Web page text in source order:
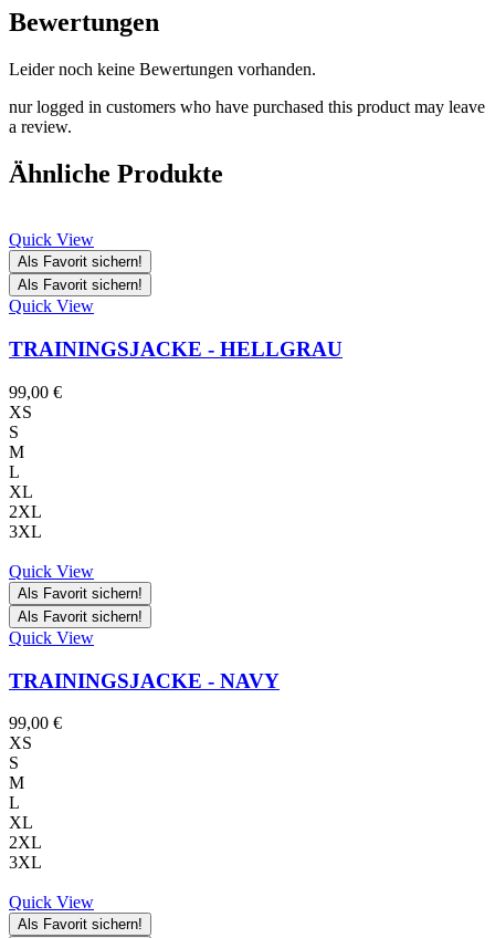
Bewertungen
Leider noch keine Bewertungen vorhanden.
nur logged in customers who have purchased this product may leave
a review.
Ähnliche Produkte
Quick View
Als Favorit sichern!
Als Favorit sichern!
Quick View
TRAININGSJACKE - HELLGRAU
99,00 €
XS
S
M
L
XL
2XL
3XL
Quick View
Als Favorit sichern!
Als Favorit sichern!
Quick View
TRAININGSJACKE - NAVY
99,00 €
XS
S
M
L
XL
2XL
3XL
Quick View
Als Favorit sichern!